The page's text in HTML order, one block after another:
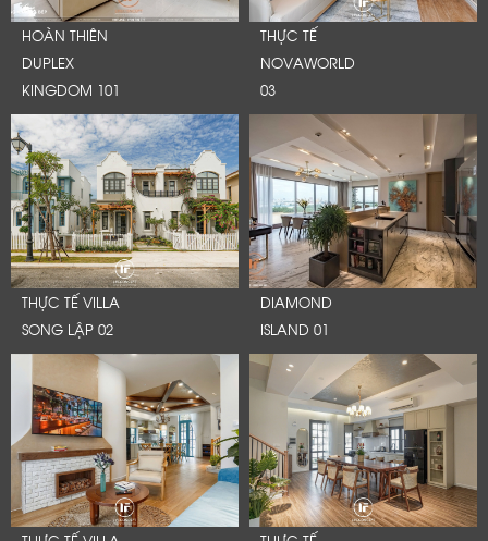
HOÀN THIÊN
DUPLEX
KINGDOM 101
THỰC TẾ
NOVAWORLD
03
THỰC TẾ VILLA
SONG LẬP 02
DIAMOND
ISLAND 01